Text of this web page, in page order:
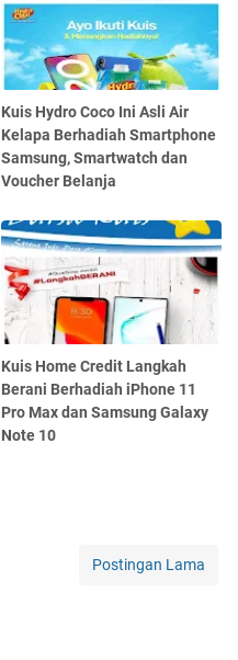
Kuis Hydro Coco Ini Asli Air
Kelapa Berhadiah Smartphone
Samsung, Smartwatch dan
Voucher Belanja
Kuis Home Credit Langkah
Berani Berhadiah iPhone 11
Pro Max dan Samsung Galaxy
Note 10
Postingan Lama